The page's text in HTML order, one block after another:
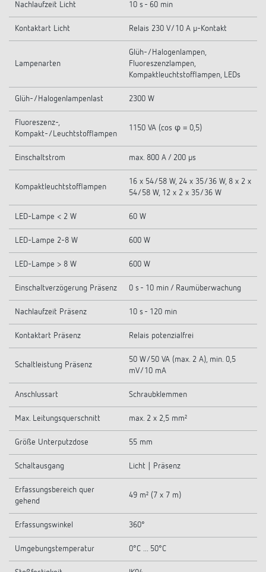
Nachlaufzeit Licht 10 s - 60 min
Kontaktart Licht Relais 230 V/10 A µ-Kontakt
Lampenarten
Glüh-/Halogenlampen,
Fluoreszenzlampen,
Kompaktleuchtstofflampen, LEDs
Glüh-/Halogenlampenlast 2300 W
Fluoreszenz-,
Kompakt-/Leuchtstofflampen
1150 VA (cos φ = 0,5)
Einschaltstrom max. 800 A / 200 µs
Kompaktleuchtstofflampen
16 x 54/58 W, 24 x 35/36 W, 8 x 2 x
54/58 W, 12 x 2 x 35/36 W
LED-Lampe < 2 W 60 W
LED-Lampe 2-8 W 600 W
LED-Lampe > 8 W 600 W
Einschaltverzögerung Präsenz 0 s - 10 min / Raumüberwachung
Nachlaufzeit Präsenz 10 s - 120 min
Kontaktart Präsenz Relais potenzialfrei
Schaltleistung Präsenz
50 W/50 VA (max. 2 A), min. 0,5
mV/10 mA
Anschlussart Schraubklemmen
Max. Leitungsquerschnitt max. 2 x 2,5 mm²
Größe Unterputzdose 55 mm
Schaltausgang Licht | Präsenz
Erfassungsbereich quer
gehend
49 m² (7 x 7 m)
Erfassungswinkel 360°
Umgebungstemperatur 0°C ... 50°C